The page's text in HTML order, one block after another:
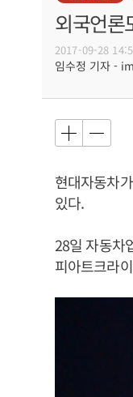
외국언론
2017-09-28
임수정 기자 -
현대자동차
있다.
28일 자동차
피아트크라